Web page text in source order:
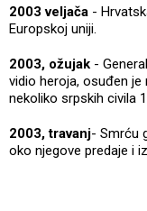
2003 veljača -
Europskoj uniji.
2003, ožujak -
vidio heroja, osuđen
nekoliko srpskih civila
2003, travanj- Smrću
oko njegove predaje i